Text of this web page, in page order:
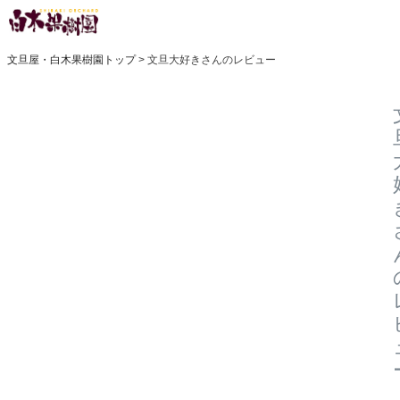
文旦屋・白木果樹園トップ 文旦大好きさんのレビュー